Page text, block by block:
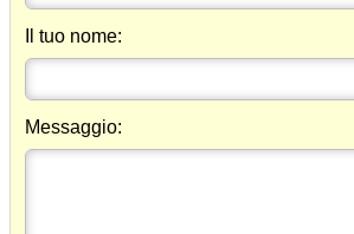
Il tuo nome:
Messaggio: